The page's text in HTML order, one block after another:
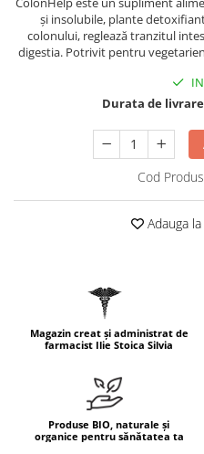
Geluri de duș
Scruburi
Protecție Solară
Creme SPF corp
Uleiuri bronzare
Acceleratoare bronz
Tratamente unghii
Beauty of Joseon
Mary & May
L-Carnitina
L-Glutamina
Proteine din zer (Whey Protein)
Quercetin
Seleniu
și insolubile, plante
colonului, reglează tranzitul
digestia. Potrivit pentru
Durata de
Cod
Adauga
Magazin creat și administrat de
farmacist Ilie Stoica Silvia
Produse BIO, naturale și
organice pentru sănătatea ta